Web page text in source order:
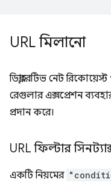
URL মিলানো
ডিক্লারেটিভ নেট
রেগুলার এক্সপ্রেশন
প্রদান করে।
URL ফিল্টার
একটি নিয়মের